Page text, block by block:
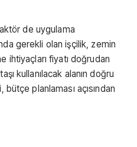
de uygulama
gerekli olan işçilik, zemin
ihtiyaçları fiyatı doğrudan
kullanılacak alanın doğru
planlaması açısından